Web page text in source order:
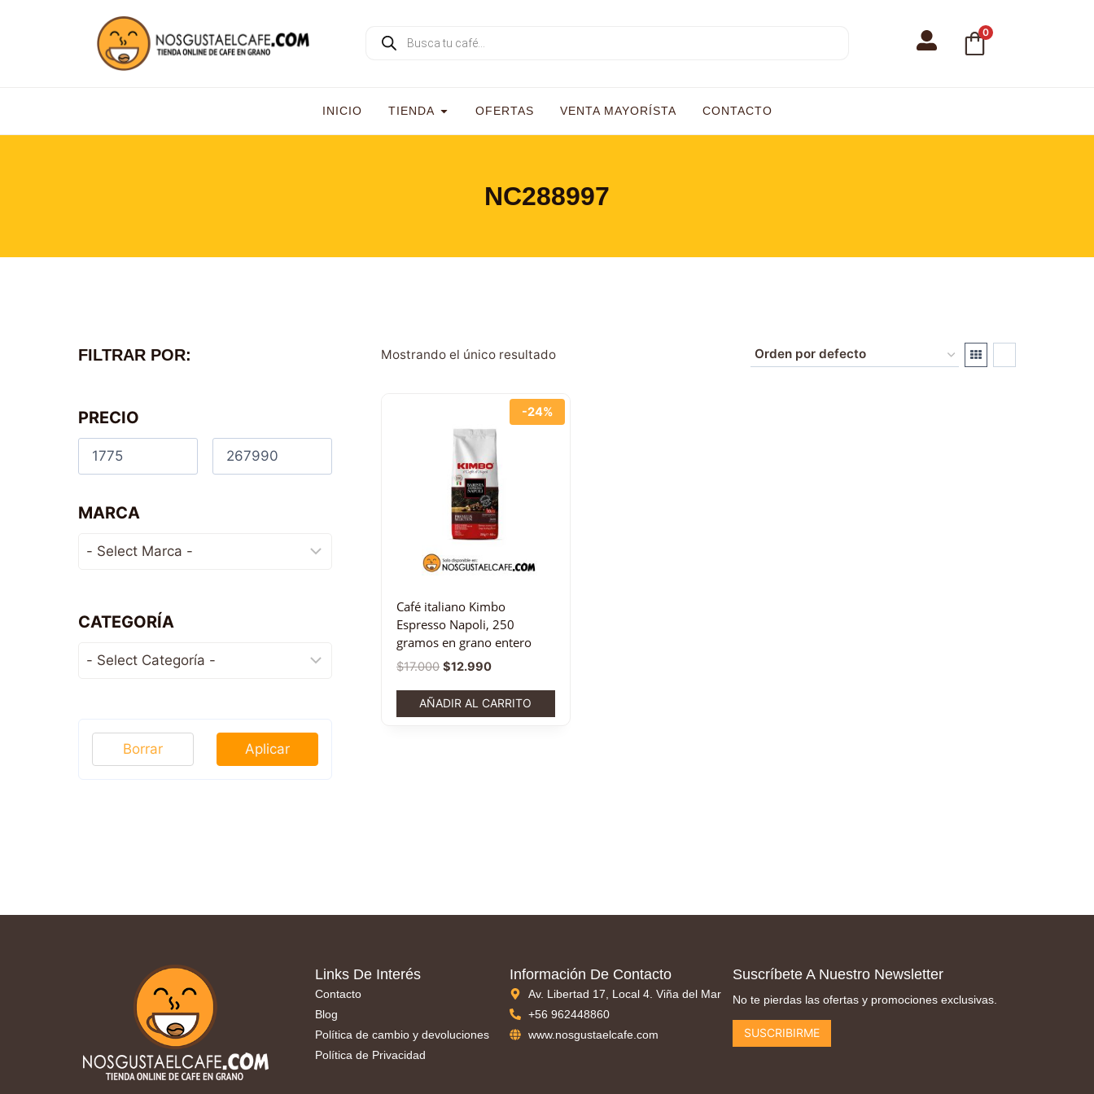
0
INICIO TIENDA OFERTAS VENTA MAYORÍSTA CONTACTO
NC288997
Mostrando el único resultado
-24%
Café italiano Kimbo
Espresso Napoli, 250
gramos en grano entero
$17.000 $12.990
AÑADIR AL CARRITO
FILTRAR POR:
PRECIO
MARCA
CATEGORÍA
Aplicar
Borrar
Links De Interés
Contacto
Blog
Política de cambio y devoluciones
Política de Privacidad
Información De Contacto
Av. Libertad 17, Local 4. Viña del Mar
+56 962448860
www.nosgustaelcafe.com
Suscríbete A Nuestro Newsletter
No te pierdas las ofertas y promociones exclusivas.
SUSCRIBIRME